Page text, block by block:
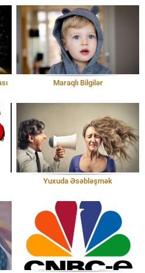
Maraqlı Bilgilər
Yuxuda Əsəbləşmək